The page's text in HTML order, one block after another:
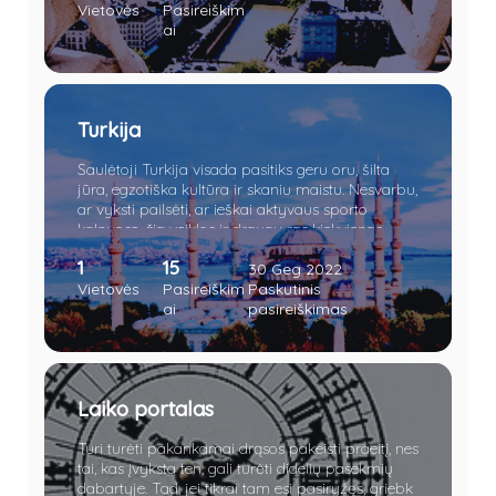
Vietovės
Pasireiškim
ai
Turkija
Saulėtoji Turkija visada pasitiks geru oru, šilta
jūra, egzotiška kultūra ir skaniu maistu. Nesvarbu,
ar vyksti pailsėti, ar ieškai aktyvaus sporto
kalnuose, čia veiklos ir draugų ras kiekvienas.
1
Vietovės
15
Pasireiškim
ai
30 Geg 2022
Paskutinis
pasireiškimas
Laiko portalas
Turi turėti pakankamai drąsos pakeisti praeitį, nes
tai, kas įvyksta ten, gali turėti didelių pasekmių
dabartyje. Tad, jei tikrai tam esi pasiryžęs, griebk